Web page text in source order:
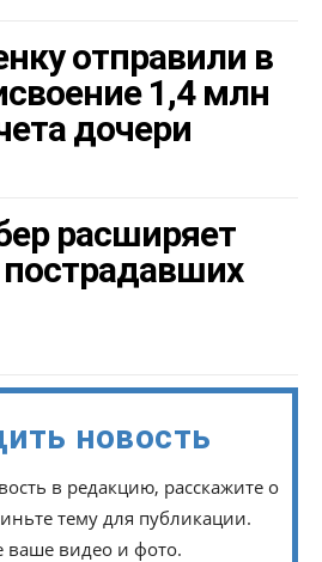
отправили в
1,4 млн
дочери
расширяет
новость
в редакцию, расскажите о
тему для публикации.
ваше видео и фото.